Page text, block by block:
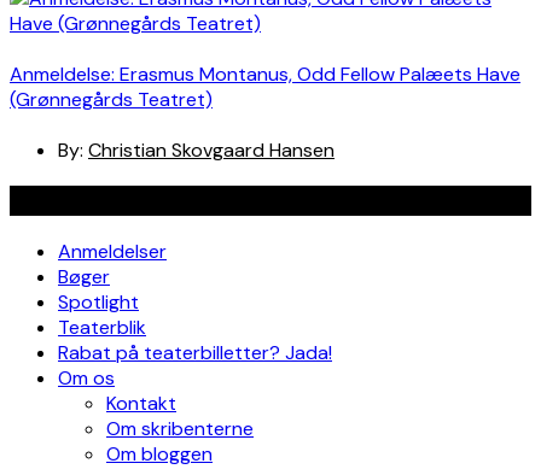
Anmeldelse: Erasmus Montanus, Odd Fellow Palæets Have
(Grønnegårds Teatret)
By: Christian Skovgaard Hansen
Anmeldelser
Bøger
Spotlight
Teaterblik
Rabat på teaterbilletter? Jada!
Om os
Kontakt
Om skribenterne
Om bloggen